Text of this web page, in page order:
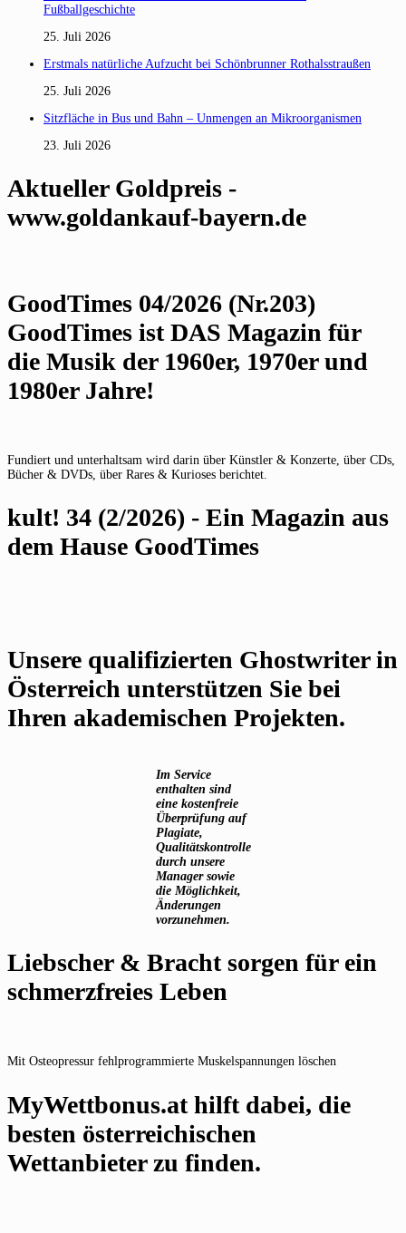
Fußballgeschichte
25. Juli 2026
Erstmals natürliche Aufzucht bei Schönbrunner Rothalsstraußen
25. Juli 2026
Sitzfläche in Bus und Bahn – Unmengen an Mikroorganismen
23. Juli 2026
Aktueller Goldpreis -
www.goldankauf-bayern.de
GoodTimes 04/2026 (Nr.203)
GoodTimes ist DAS Magazin für
die Musik der 1960er, 1970er und
1980er Jahre!
Fundiert und unterhaltsam wird darin über Künstler & Konzerte, über CDs,
Bücher & DVDs, über Rares & Kurioses berichtet.
kult! 34 (2/2026) - Ein Magazin aus
dem Hause GoodTimes
Unsere qualifizierten Ghostwriter in
Österreich unterstützen Sie bei
Ihren akademischen Projekten.
Im Service
enthalten sind
eine kostenfreie
Überprüfung auf
Plagiate,
Qualitätskontrolle
durch unsere
Manager sowie
die Möglichkeit,
Änderungen
vorzunehmen.
Liebscher & Bracht sorgen für ein
schmerzfreies Leben
Mit Osteopressur fehlprogrammierte Muskelspannungen löschen
MyWettbonus.at hilft dabei, die
besten österreichischen
Wettanbieter zu finden.